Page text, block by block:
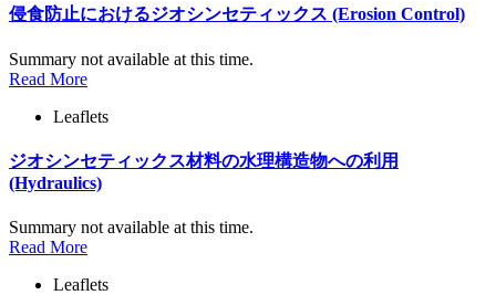
侵食防止におけるジオシンセティックス (Erosion Control)
Summary not available at this time.
Read More
Leaflets
ジオシンセティックス材料の水理構造物への利用
(Hydraulics)
Summary not available at this time.
Read More
Leaflets